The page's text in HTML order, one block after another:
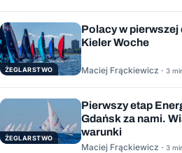
ŻEGLARSTWO
Polacy w
Kieler Woche
Maciej Frąckiewicz · 3
ŻEGLARSTWO
Pierwszy etap
Gdańsk za nami.
warunki
Maciej Frąckiewicz · 3